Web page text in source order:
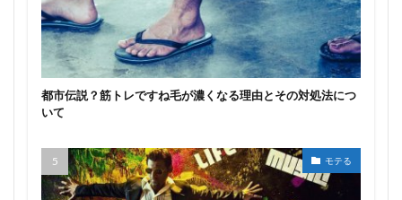
都市伝説？筋トレですね毛が濃くなる理由とその対処法につ
いて
モテる